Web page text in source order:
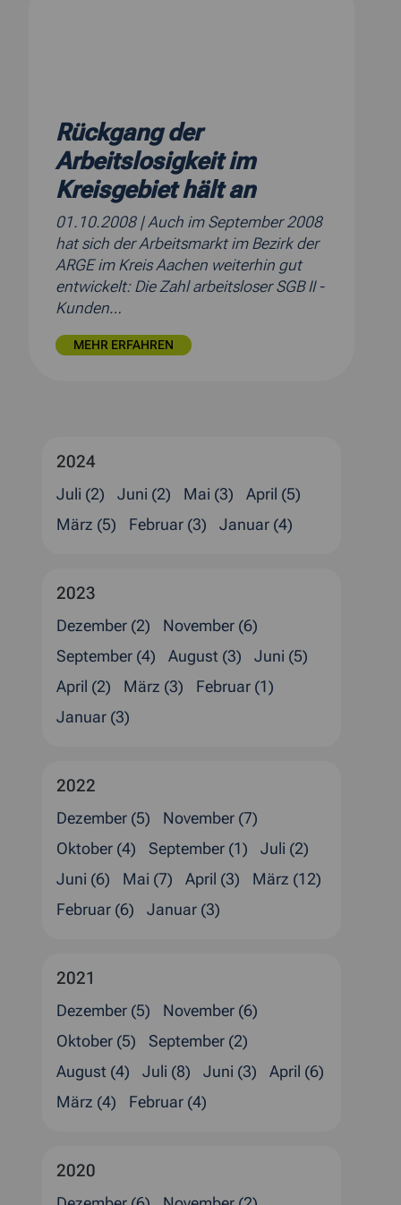
Rückgang der
Arbeitslosigkeit im
Kreisgebiet hält an
01.10.2008 | Auch im September 2008
hat sich der Arbeitsmarkt im Bezirk der
ARGE im Kreis Aachen weiterhin gut
entwickelt: Die Zahl arbeitsloser SGB II -
Kunden…
MEHR ERFAHREN
2024
Juli (2) Juni (2) Mai (3)
April (5)
März (5)
Februar (3) Januar (4)
2023
Dezember (2)
November (6)
September (4)
August (3)
Juni (5)
April (2)
März (3)
Februar (1)
Januar (3)
2022
Dezember (5)
November (7)
Oktober (4)
September (1)
Juli (2)
Juni (6)
Mai (7) April (3)
März (12)
Februar (6)
Januar (3)
2021
Dezember (5)
November (6)
Oktober (5)
September (2)
August (4)
Juli (8) Juni (3)
April (6)
März (4)
Februar (4)
2020